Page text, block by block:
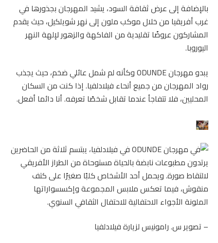
بالإضافة إلى عرض ثقافة السود، يشيد المهرجان بجذورها في
غرب أفريقيا من خلال موكب ملون إلى نهر شويلكيل، حيث يقدم
المشاركون عروضًا تقليدية من الفاكهة والزهور لإلهة النهر
اليوروبا.
يبدو مهرجان ODUNDE وكأنه لم شمل عائلي ضخم، حيث يجذب
رواد المهرجان من جميع أنحاء فيلادلفيا. إذا كنت من السكان
المحليين، فلا تتفاجأ عندما تقابل شخصًا تعرفه. أنا دائما أفعل.
– تصوير س. رامونيس لزيارة فيلادلفيا